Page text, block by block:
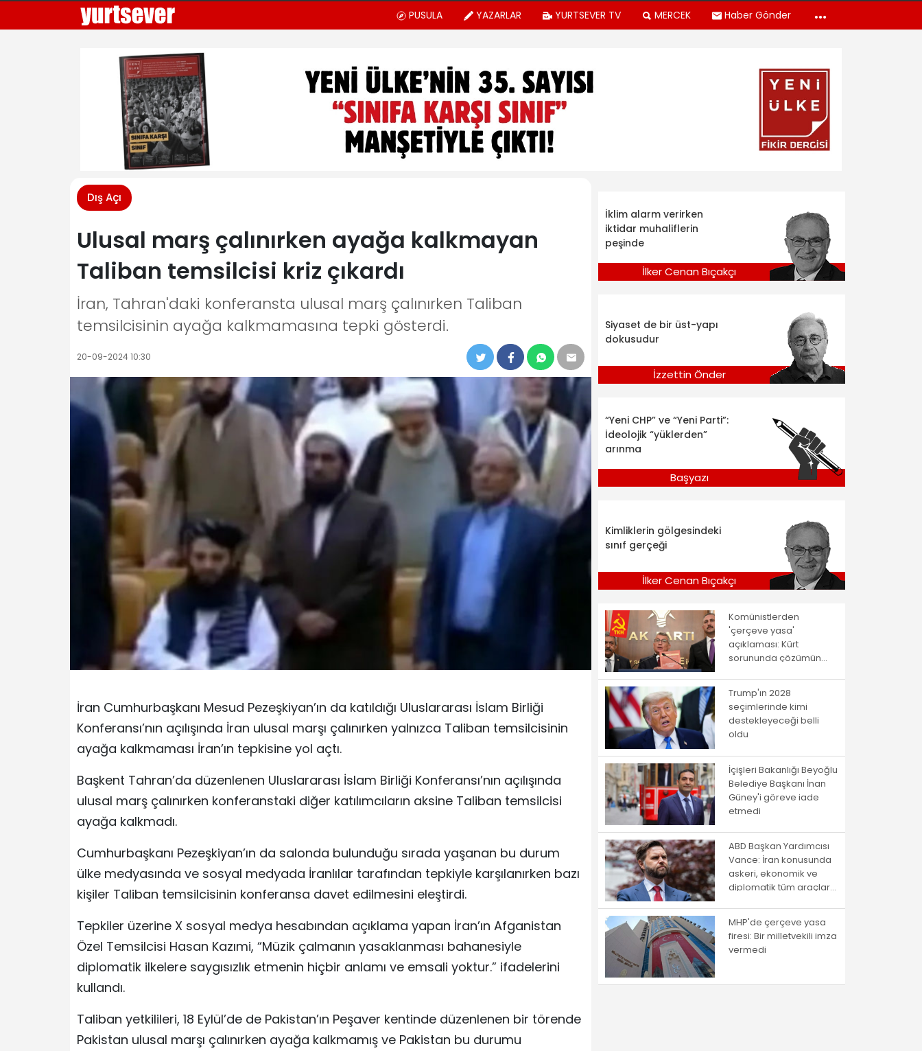
PUSULA YAZARLAR YURTSEVER TV MERCEK Haber Gönder
Dış Açı
Ulusal marş çalınırken ayağa kalkmayan
Taliban temsilcisi kriz çıkardı
İran, Tahran'daki konferansta ulusal marş çalınırken Taliban
temsilcisinin ayağa kalkmamasına tepki gösterdi.
20-09-2024 10:30
İran Cumhurbaşkanı Mesud Pezeşkiyan’ın da katıldığı Uluslararası İslam Birliği
Konferansı’nın açılışında İran ulusal marşı çalınırken yalnızca Taliban temsilcisinin
ayağa kalkmaması İran’ın tepkisine yol açtı.
Başkent Tahran’da düzenlenen Uluslararası İslam Birliği Konferansı’nın açılışında
ulusal marş çalınırken konferanstaki diğer katılımcıların aksine Taliban temsilcisi
ayağa kalkmadı.
Cumhurbaşkanı Pezeşkiyan’ın da salonda bulunduğu sırada yaşanan bu durum
ülke medyasında ve sosyal medyada İranlılar tarafından tepkiyle karşılanırken bazı
kişiler Taliban temsilcisinin konferansa davet edilmesini eleştirdi.
Tepkiler üzerine X sosyal medya hesabından açıklama yapan İran’ın Afganistan
Özel Temsilcisi Hasan Kazımi, “Müzik çalmanın yasaklanması bahanesiyle
diplomatik ilkelere saygısızlık etmenin hiçbir anlamı ve emsali yoktur.” ifadelerini
kullandı.
Taliban yetkilileri, 18 Eylül’de de Pakistan’ın Peşaver kentinde düzenlenen bir törende
Pakistan ulusal marşı çalınırken ayağa kalkmamış ve Pakistan bu durumu
İklim alarm verirken
iktidar muhaliflerin
peşinde
İlker Cenan Bıçakçı
Siyaset de bir üst-yapı
dokusudur
İzzettin Önder
“Yeni CHP” ve “Yeni Parti”:
İdeolojik “yüklerden”
arınma
Başyazı
Kimliklerin gölgesindeki
sınıf gerçeği
İlker Cenan Bıçakçı
Komünistlerden
'çerçeve yasa'
açıklaması: Kürt
sorununda çözümün
geçmiyor!
Trump'ın 2028
seçimlerinde kimi
destekleyeceği belli
oldu
İçişleri Bakanlığı Beyoğlu
Belediye Başkanı İnan
Güney'i göreve iade
etmedi
ABD Başkan Yardımcısı
Vance: İran konusunda
askeri, ekonomik ve
diplomatik tüm araçlar
MHP'de çerçeve yasa
firesi: Bir milletvekili imza
vermedi